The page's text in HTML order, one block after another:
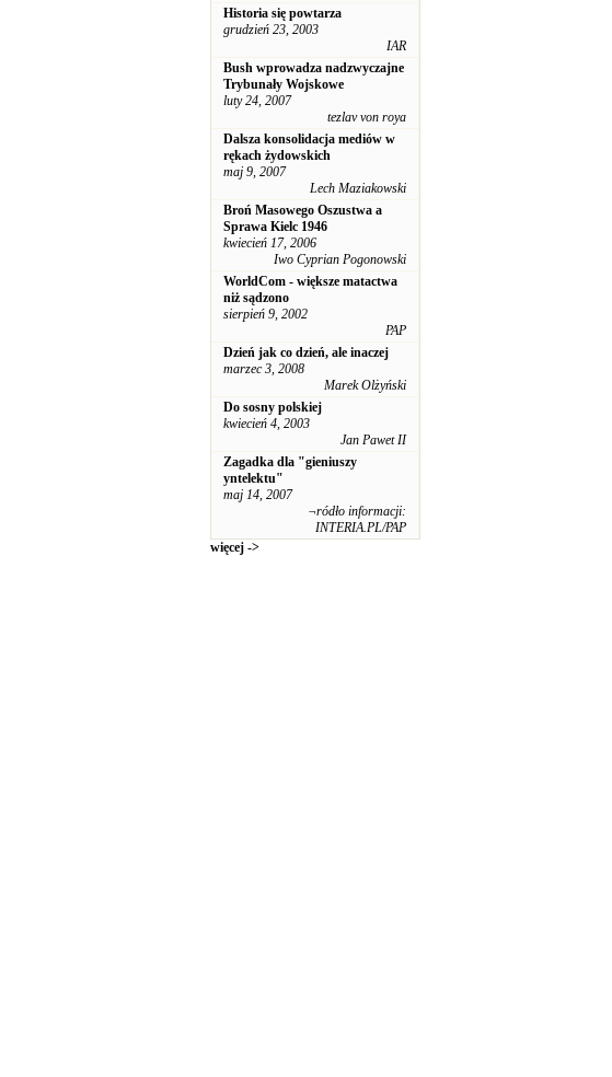
Historia się powtarza
grudzień 23, 2003
IAR
Bush wprowadza nadzwyczajne
Trybunały Wojskowe
luty 24, 2007
tezlav von roya
Dalsza konsolidacja mediów w
rękach żydowskich
maj 9, 2007
Lech Maziakowski
Broń Masowego Oszustwa a
Sprawa Kielc 1946
kwiecień 17, 2006
Iwo Cyprian Pogonowski
WorldCom - większe matactwa
niż sądzono
sierpień 9, 2002
PAP
Dzień jak co dzień, ale inaczej
marzec 3, 2008
Marek Olżyński
Do sosny polskiej
kwiecień 4, 2003
Jan Pawet II
Zagadka dla "gieniuszy
yntelektu"
maj 14, 2007
¬ródło informacji:
INTERIA.PL/PAP
więcej ->